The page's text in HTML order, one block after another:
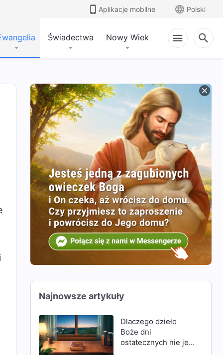
Aplikacje mobilne Polski
Świadectwa Nowy Wiek
Najnowsze artykuły
Dlaczego dzieło
Boże dni
ostatecznych nie jest